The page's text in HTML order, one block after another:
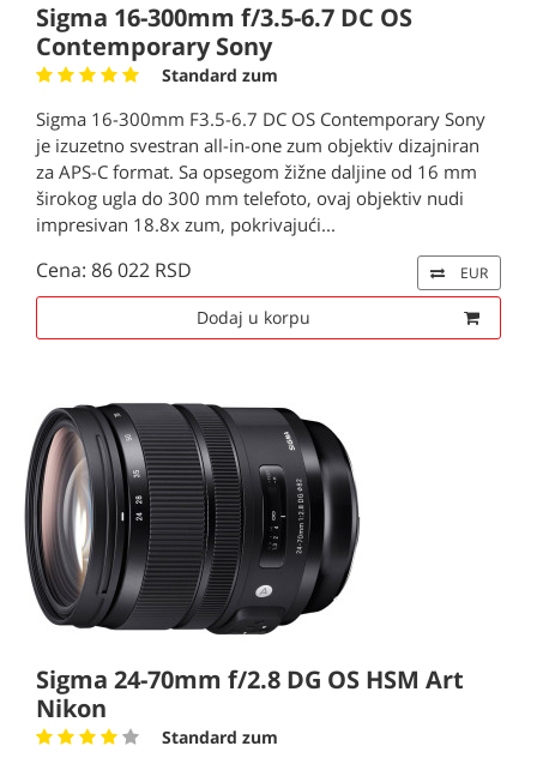
Sigma 16-300mm f/3.5-6.7 DC OS
Contemporary Sony
Standard zum
Sigma 16-300mm F3.5-6.7 DC OS Contemporary Sony
je izuzetno svestran all-in-one zum objektiv dizajniran
za APS-C format. Sa opsegom žižne daljine od 16 mm
širokog ugla do 300 mm telefoto, ovaj objektiv nudi
impresivan 18.8x zum, pokrivajući...
Cena: 86 022 RSD EUR
Dodaj u korpu
Sigma 24-70mm f/2.8 DG OS HSM Art
Nikon
Standard zum